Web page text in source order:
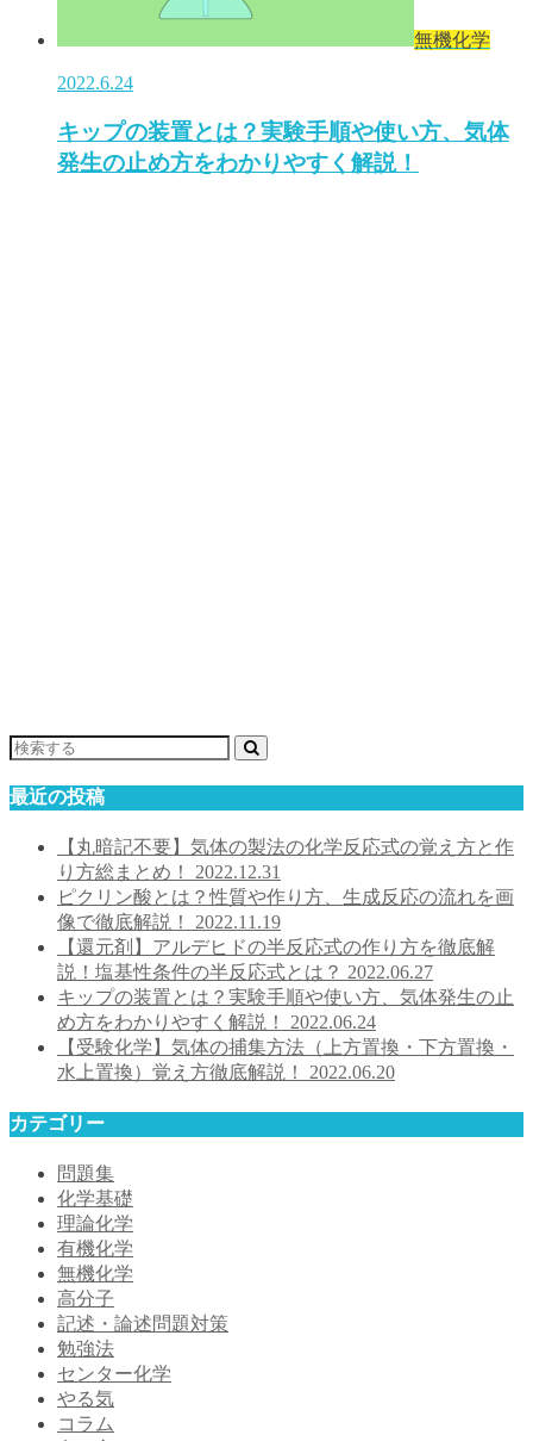
無機化学
2022.6.24
キップの装置とは？実験手順や使い方、気体
発生の止め方をわかりやすく解説！
最近の投稿
【丸暗記不要】気体の製法の化学反応式の覚え方と作
り方総まとめ！ 2022.12.31
ピクリン酸とは？性質や作り方、生成反応の流れを画
像で徹底解説！ 2022.11.19
【還元剤】アルデヒドの半反応式の作り方を徹底解
説！塩基性条件の半反応式とは？ 2022.06.27
キップの装置とは？実験手順や使い方、気体発生の止
め方をわかりやすく解説！ 2022.06.24
【受験化学】気体の捕集方法（上方置換・下方置換・
水上置換）覚え方徹底解説！ 2022.06.20
カテゴリー
問題集
化学基礎
理論化学
有機化学
無機化学
高分子
記述・論述問題対策
勉強法
センター化学
やる気
コラム